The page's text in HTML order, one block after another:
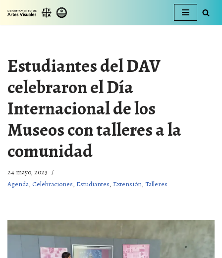
Ir
Estudiantes del DAV
celebraron el Día
Internacional de los
Museos con talleres a la
comunidad
24 mayo, 2023
Agenda, Celebraciones, Estudiantes, Extensión, Talleres